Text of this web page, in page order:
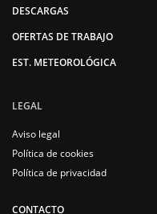
DESCARGAS
OFERTAS DE TRABAJO
EST. METEOROLÓGICA
LEGAL
Aviso legal
Política de cookies
Política de privacidad
CONTACTO